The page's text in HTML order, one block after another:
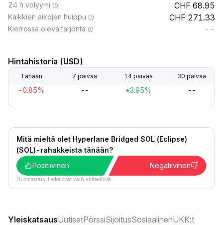
24 h volyymi 68.95
Kaikkien aikojen huippu 271.33
Kierrossa oleva tarjonta --
Hintahistoria (USD)
Tänään 7 päivää 14 päivää 30 päivää
-0.85% -- +3.95% --
Mitä mieltä olet Hyperlane Bridged SOL (Eclipse)
(SOL)-rahakkeista tänään?
Positiivinen
Negatiivinen
Huomautus: tiedot ovat vain viitteellisiä.
YleiskatsausUutisetPörssiSijoitusSosiaalinenUKK:t